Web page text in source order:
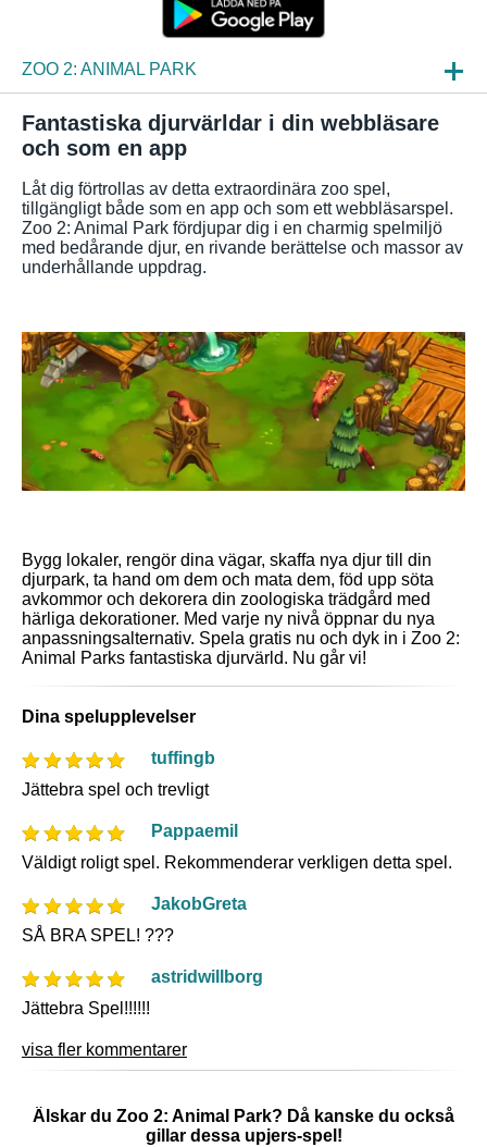
ZOO 2: ANIMAL PARK
NYHETER
SPELINBLICK
FAQ
Fantastiska djurvärldar i din webbläsare
och som en app
Låt dig förtrollas av detta extraordinära zoo spel,
tillgängligt både som en app och som ett webbläsarspel.
Zoo 2: Animal Park fördjupar dig i en charmig spelmiljö
med bedårande djur, en rivande berättelse och massor av
underhållande uppdrag.
Bygg lokaler, rengör dina vägar, skaffa nya djur till din
djurpark, ta hand om dem och mata dem, föd upp söta
avkommor och dekorera din zoologiska trädgård med
härliga dekorationer. Med varje ny nivå öppnar du nya
anpassningsalternativ. Spela gratis nu och dyk in i Zoo 2:
Animal Parks fantastiska djurvärld. Nu går vi!
Dina spelupplevelser
tuffingb
Jättebra spel och trevligt
Pappaemil
Väldigt roligt spel. Rekommenderar verkligen detta spel.
JakobGreta
SÅ BRA SPEL! ???
astridwillborg
Jättebra Spel!!!!!!
visa fler kommentarer
Älskar du Zoo 2: Animal Park? Då kanske du också
gillar dessa upjers-spel!